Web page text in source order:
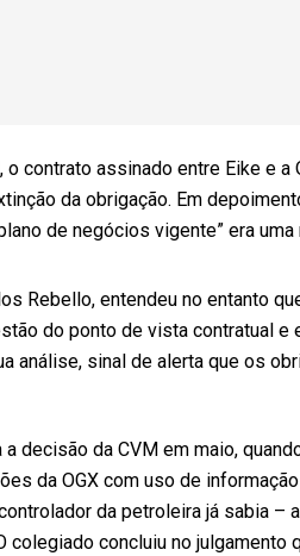
contrato assinado entre Eike e a
da obrigação. Em
de negócios vigente” era
Rebello, entendeu no entanto
do ponto de vista contratual
análise, sinal de alerta que os
decisão da CVM em maio,
da OGX com uso de
controlador da petroleira já sabia
colegiado concluiu no julgamento